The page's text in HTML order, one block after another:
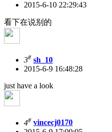
2015-6-10 22:29:43
看下在说别的
3# sh_10
2015-6-9 16:48:28
just have a look
4# vincecj0170